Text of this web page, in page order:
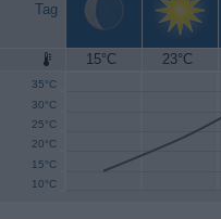
Tag
15°C 23°C
10°C
15°C
20°C
25°C
30°C
35°C
40°C